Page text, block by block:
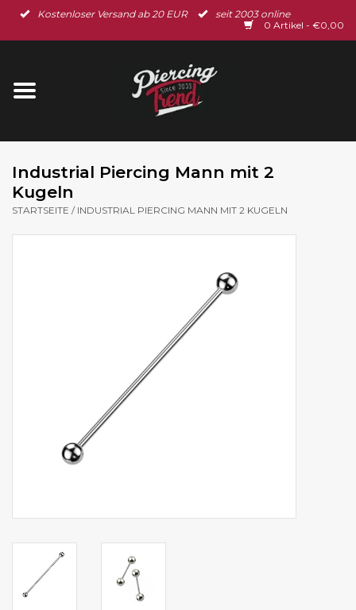
Kostenloser Versand ab 20 EUR
seit 2003 online
0 Artikel - €0,00
Startseite
Ohrschmuck
Industrial Piercing Mann mit 2
Kugeln
STARTSEITE / INDUSTRIAL PIERCING MANN MIT 2 KUGELN